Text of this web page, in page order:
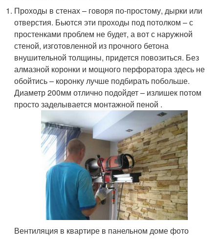
Проходы в стенах – говоря по-простому, дырки или
отверстия. Бьются эти проходы под потолком – с
простенками проблем не будет, а вот с наружной
стеной, изготовленной из прочного бетона
внушительной толщины, придется повозиться. Без
алмазной коронки и мощного перфоратора здесь не
обойтись – коронку лучше подбирать побольше.
Диаметр 200мм отлично подойдет – излишек потом
просто заделывается монтажной пеной .
Вентиляция в квартире в панельном доме фото